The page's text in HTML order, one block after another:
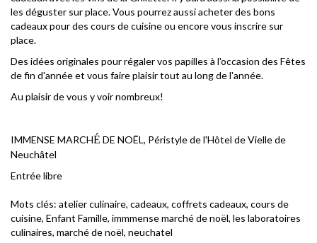
les déguster sur place. Vous pourrez aussi acheter des bons
cadeaux pour des cours de cuisine ou encore vous inscrire sur
place.
Des idées originales pour régaler vos papilles à l'occasion des Fêtes
de fin d'année et vous faire plaisir tout au long de l'année.
Au plaisir de vous y voir nombreux!
IMMENSE MARCHÉ DE NOËL, Péristyle de l'Hôtel de Vielle de
Neuchâtel
Entrée libre
Mots clés: atelier culinaire, cadeaux, coffrets cadeaux, cours de
cuisine, Enfant Famille, immmense marché de noël, les laboratoires
culinaires, marché de noël, neuchatel